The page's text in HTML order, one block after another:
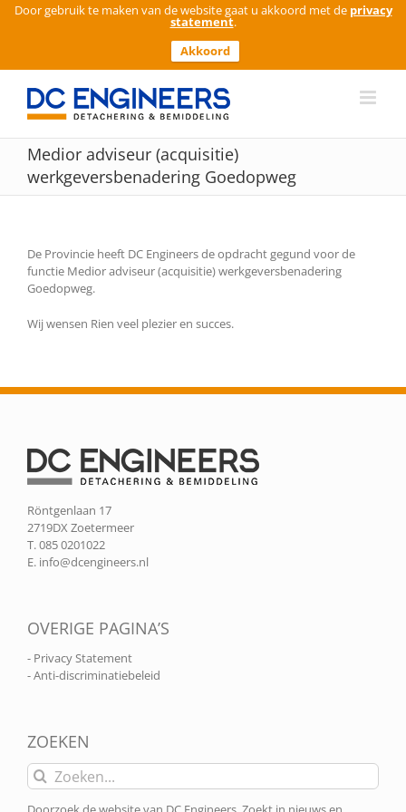
Door gebruik te maken van de website gaat u akkoord met de privacy
statement.
Akkoord
Ga
inhoud
Medior adviseur (acquisitie)
werkgeversbenadering Goedopweg
De Provincie heeft DC Engineers de opdracht gegund voor de
functie Medior adviseur (acquisitie) werkgeversbenadering
Goedopweg.
Wij wensen Rien veel plezier en succes.
Röntgenlaan 17
2719DX Zoetermeer
T. 085 0201022
E. info@dcengineers.nl
OVERIGE PAGINA’S
- Privacy Statement
- Anti-discriminatiebeleid
ZOEKEN
Zoeken
naar: